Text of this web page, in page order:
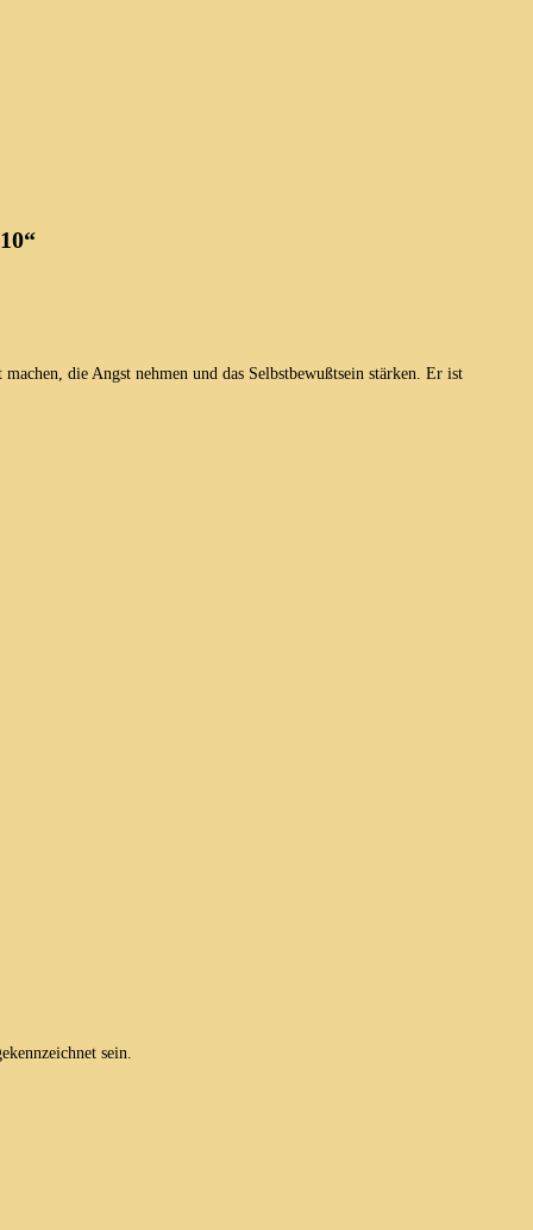
die Angst nehmen und das Selbstbewußtsein stärken. Er ist
sein.